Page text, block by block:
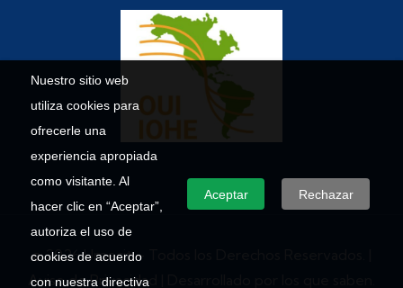
Nuestro sitio web
utiliza cookies para
ofrecerle una
experiencia apropiada
como visitante. Al
hacer clic en “Aceptar”,
autoriza el uso de
cookies de acuerdo
con nuestra directiva
Aceptar Rechazar
© 2026 Umecit – Todos los Derechos Reservados. |
Aviso de Privacidad